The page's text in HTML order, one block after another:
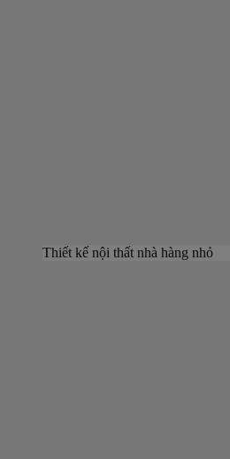
Thiết kế nội thất nhà hàng nhỏ